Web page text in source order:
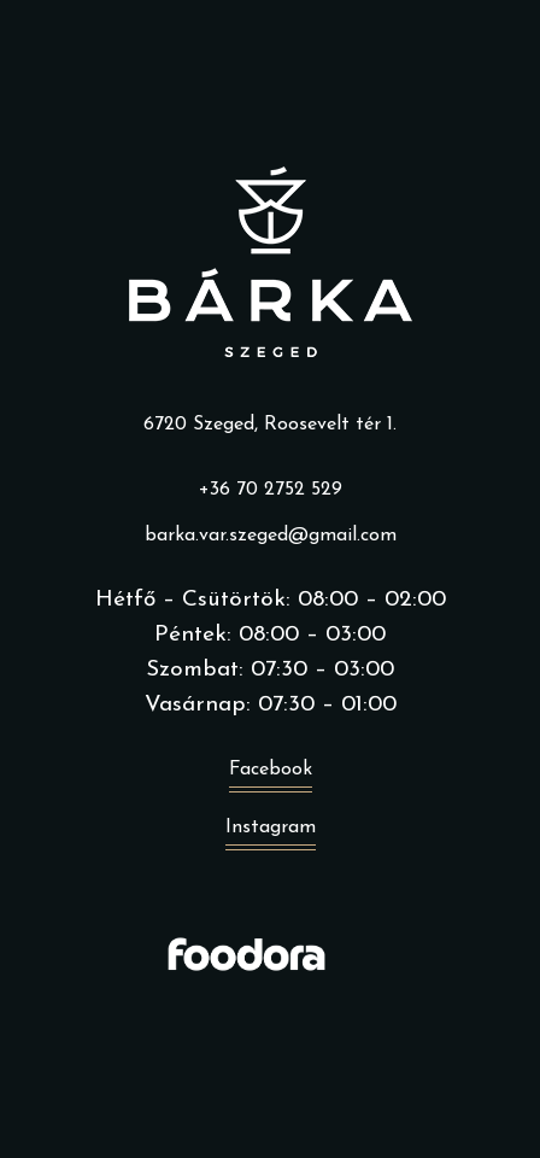
6720 Szeged, Roosevelt tér 1.
+36 70 2752 529
barka.var.szeged@gmail.com
Hétfő – Csütörtök: 08:00 – 02:00
Péntek: 08:00 – 03:00
Szombat: 07:30 – 03:00
Vasárnap: 07:30 – 01:00
Facebook
Instagram